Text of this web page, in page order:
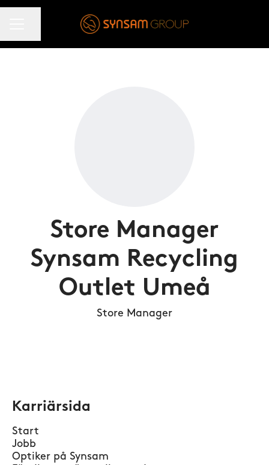
Store Manager
Synsam Recycling
Outlet Umeå
Store Manager
Karriärsida
Start
Jobb
Optiker på Synsam